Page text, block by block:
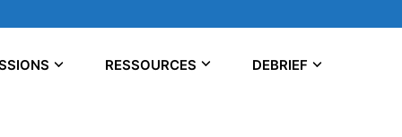
RESSOURCES DEBRIEF